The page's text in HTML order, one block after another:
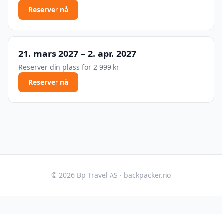
Reserver nå
21. mars 2027 – 2. apr. 2027
Reserver din plass for 2 999 kr
Reserver nå
© 2026 Bp Travel AS · backpacker.no